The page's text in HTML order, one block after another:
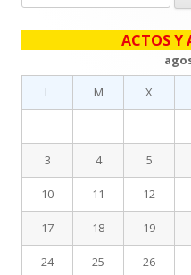
lateral
principal ACTOS Y
L
M X
3 4 5
10 11 12
17 18 19
24 25 26